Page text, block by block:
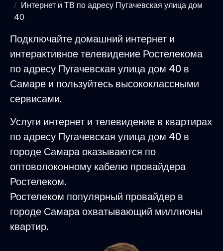
Интернет и ТВ по адресу Пугачевская улица дом
40
Подключайте домашний интернет и
интерактивное телевидение Ростелекома
по адресу Пугачевская улица дом 40 в
Самаре и пользуйтесь высококлассными
сервисами.
Услуги интернет и телевидение в квартирах
по адресу Пугачевская улица дом 40 в
городе Самара оказываются по
оптоволоконному кабелю провайдера
Ростелеком.
Ростелеком популярный провайдер в
городе Самара охватывающий миллионы
квартир.